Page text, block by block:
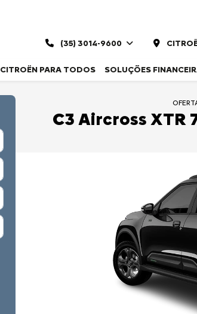
(35) 3014-9600
CITROËN PARA TODOS SOLUÇÕES
C3 Aircross XTR